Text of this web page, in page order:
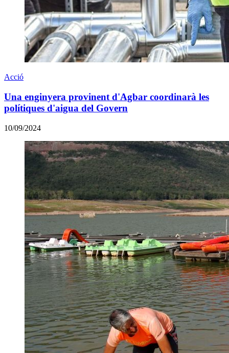
Acció
Una enginyera provinent d'Agbar coordinarà les
polítiques d'aigua del Govern
10/09/2024